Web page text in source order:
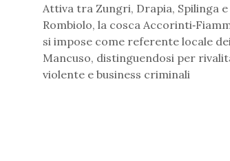
Attiva tra Zungri, Drapia, Spilinga e
Rombiolo, la cosca
si impose come referente locale dei
Mancuso, distinguendosi per
violente e business criminali